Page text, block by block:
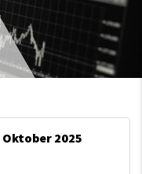
Oktober 2025